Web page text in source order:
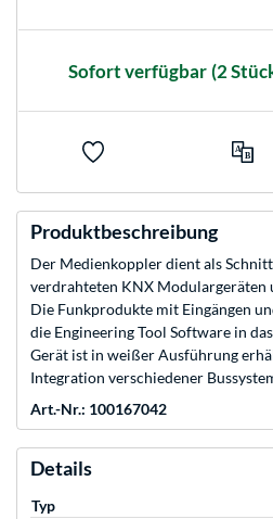
Sofort verfügbar (2
Produktbeschreibung
Der Medienkoppler dient als
verdrahteten KNX Modulargeräten
Die Funkprodukte mit Eingängen
die Engineering Tool Software in
Gerät ist in weißer Ausführung
Integration verschiedener
Art.-Nr.: 100167042
Details
Typ